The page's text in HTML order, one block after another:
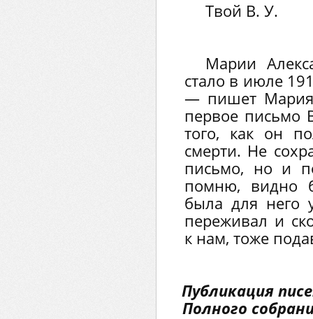
Твой В. У.
Марии
стало в июле
— пишет
первое письмо
того, как он
смерти. Не
письмо, но и
помню, видно
была для него
переживал и
к нам, тоже
Публикация
Полного